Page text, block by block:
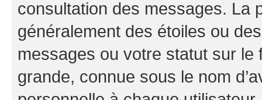
consultation des messages. La
généralement des étoiles ou
messages ou votre statut sur
grande, connue sous le nom